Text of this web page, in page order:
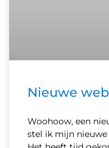
Nieuwe
Woohoow, een
stel ik mijn